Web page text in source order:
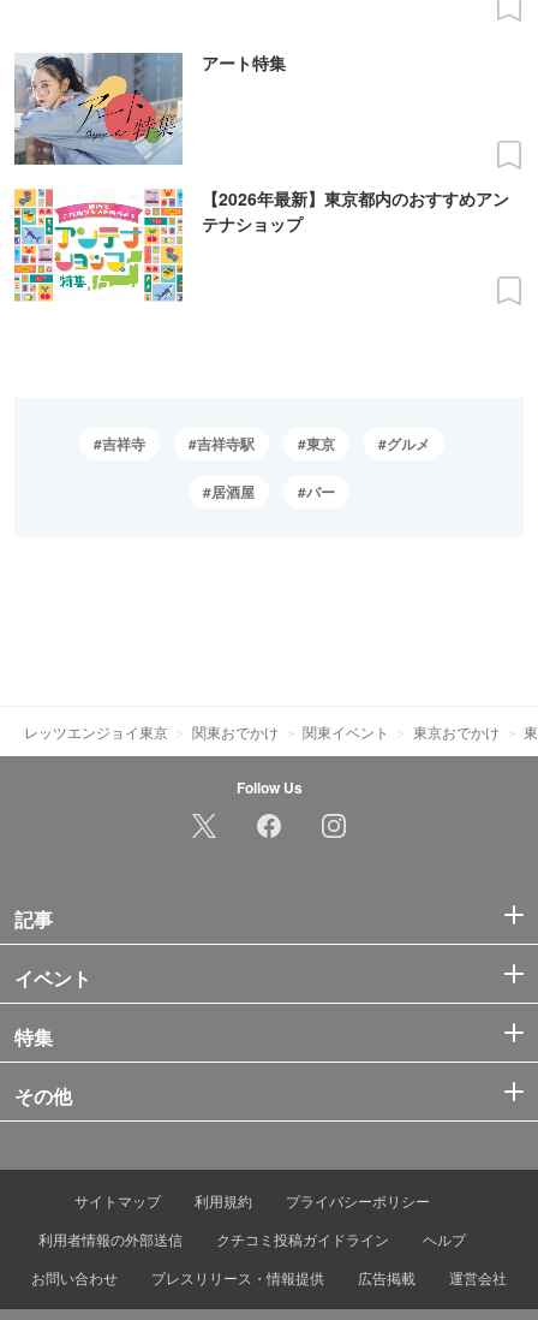
アート特集
【2026年最新】東京都内のおすすめアン
テナショップ
吉祥寺 吉祥寺駅 東京 グルメ
居酒屋 バー
レッツエンジョイ東京 関東おでかけ 関東イベント 東京おでかけ
Follow Us
記事
イベント
特集
その他
サイトマップ 利用規約
プライバシーポリシー
利用者情報の外部送信
クチコミ投稿ガイドライン
ヘルプ
お問い合わせ
プレスリリース・情報提供 広告掲載 運営会社